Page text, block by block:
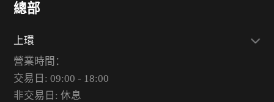
總部
上環
營業時間：
交易日: 09:00 - 18:00
非交易日: 休息